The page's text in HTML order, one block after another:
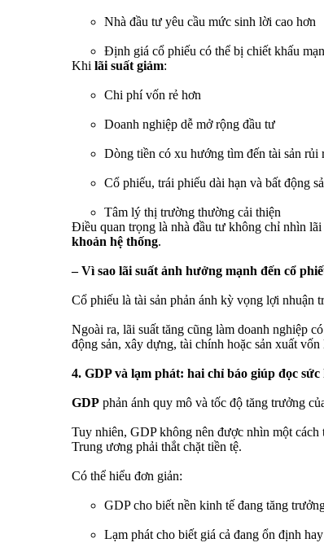
Nhà đầu tư yêu cầu mức sinh lời cao hơn
Định giá cổ phiếu có thể bị chiết khấu
Khi lãi suất giảm:
Chi phí vốn rẻ hơn
Doanh nghiệp dễ mở rộng đầu tư
Dòng tiền có xu hướng tìm đến tài sản rủi
Cổ phiếu, trái phiếu dài hạn và bất động
Tâm lý thị trường thường cải thiện
Điều quan trọng là nhà đầu tư không chỉ nhìn lãi
khoản hệ thống.
– Vì sao lãi suất ảnh hưởng mạnh đến cổ
Cổ phiếu là tài sản phản ánh kỳ vọng lợi nhuận
Ngoài ra, lãi suất tăng cũng làm doanh nghiệp
động sản, xây dựng, tài chính hoặc sản xuất vốn
4. GDP và lạm phát: hai chỉ báo giúp đọc
GDP phản ánh quy mô và tốc độ tăng trưởng
Tuy nhiên, GDP không nên được nhìn một cách
Trung ương phải thắt chặt tiền tệ.
Có thể hiểu đơn giản:
GDP cho biết nền kinh tế đang tăng
Lạm phát cho biết giá cả đang ổn định